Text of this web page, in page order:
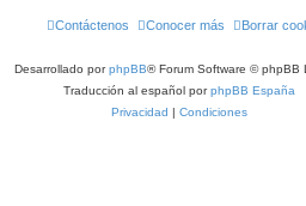
Borrar
Conocer más
Contáctenos
Desarrollado porphpBB® Forum Software © phpBB
Traducción al español porphpBB España
Privacidad | Condiciones